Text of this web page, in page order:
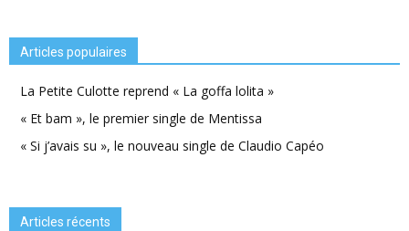
Articles populaires
La Petite Culotte reprend « La goffa lolita »
« Et bam », le premier single de Mentissa
« Si j’avais su », le nouveau single de Claudio Capéo
Articles récents